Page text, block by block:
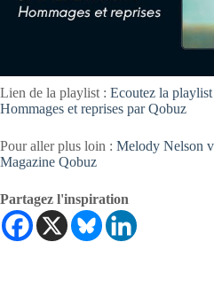
Lien de la playlist : Ecoutez la
Hommages et reprises par Qobuz
Pour aller plus loin : Melody Nelson
Magazine Qobuz
Partagez l'inspiration